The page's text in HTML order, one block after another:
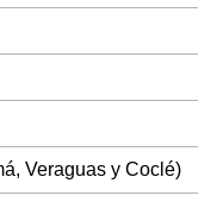
Veraguas y Coclé)